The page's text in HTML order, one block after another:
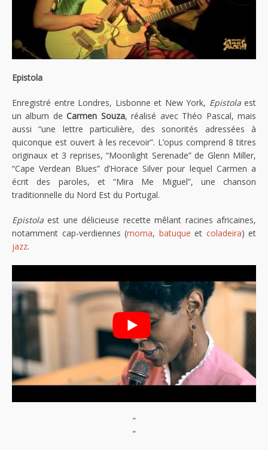
Epistola
Enregistré entre Londres, Lisbonne et New York, Epistolaest
un album deCarmen Souza, réalisé avec Théo Pascal, mais
aussi “une lettre particulière, des sonorités adressées à
quiconque est ouvert à les recevoir”. L’opus comprend 8 titres
originaux et 3 reprises, “Moonlight Serenade” de Glenn Miller,
“Cape Verdean Blues” d’Horace Silver pour lequel Carmen a
écrit des paroles, et “Mira Me Miguel”, une chanson
traditionnelle du Nord Est du Portugal.
Epistola est une délicieuse recette mêlant racines africaines,
notamment cap-verdiennes (morna, batuque et coladeira) et
jazz.
"
"